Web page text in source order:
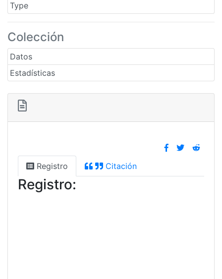
Type
Colección
Datos
Estadísticas
Registro Citación
Registro: